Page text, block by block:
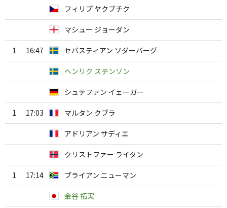
フィリプ ヤクブチク
マシュー ジョーダン
1 16:47 セバスティアン ソダーバーグ
ヘンリク ステンソン
シュテファン イェーガー
1 17:03 マルタン クブラ
アドリアン サディエ
クリストファー ライタン
1 17:14 ブライアン ニューマン
金谷 拓実